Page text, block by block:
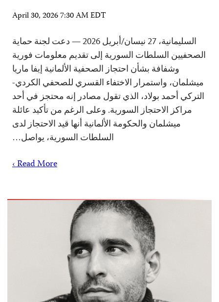
April 30, 2026 7:30 AM EDT
السليمانية، 27 نيسان/أبريل 2026 — دعت لجنة حماية
الصحفيين السلطات السورية إلى تقديم معلومات فورية
وشفافة بشأن احتجاز الصحفية الألمانية إيفا ماريا
ميشلمان، واستمرار الاختفاء القسري للصحفي الكردي-
التركي أحمد بولاد، الذي تقول مصادر إنه محتجز في أحد
مراكز الاحتجاز السورية. وعلى الرغم من تأكيد عائلة
ميشلمان والحكومة الألمانية أنها قيد الاحتجاز لدى
السلطات السورية، يواصل…
Read More ›